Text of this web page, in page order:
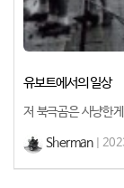
유보트에서의 일상
저 북극곰은 사냥한
Sherman|